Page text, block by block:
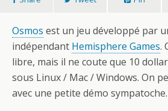
Osmos est un jeu développé par
indépendant Hemisphere Games.
libre, mais il ne coute que 10
sous Linux / Mac / Windows. On
avec une petite démo sympatoche.